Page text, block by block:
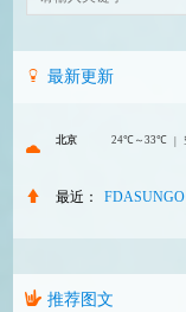
最新更新
最近： FDASUNGO
推荐图文